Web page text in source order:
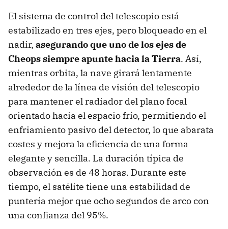
El sistema de control del telescopio está
estabilizado en tres ejes, pero bloqueado en el
nadir, asegurando que uno de los ejes de
Cheops siempre apunte hacia la Tierra. Así,
mientras orbita, la nave girará lentamente
alrededor de la línea de visión del telescopio
para mantener el radiador del plano focal
orientado hacia el espacio frío, permitiendo el
enfriamiento pasivo del detector, lo que abarata
costes y mejora la eficiencia de una forma
elegante y sencilla. La duración típica de
observación es de 48 horas. Durante este
tiempo, el satélite tiene una estabilidad de
puntería mejor que ocho segundos de arco con
una confianza del 95%.